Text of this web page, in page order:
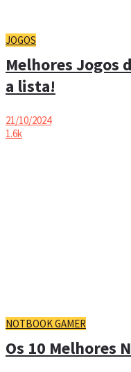
JOGOS
Melhores Jogos
a lista!
21/10/2024
1.6k
NOTBOOK GAMER
Os 10 Melhores